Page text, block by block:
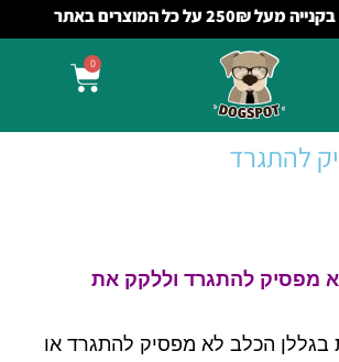
על כל המוצרים באתר
0
להתגרד
מפסיק להתגרד וללקק את
בגללן הכלב לא מפסיק להתגרד או